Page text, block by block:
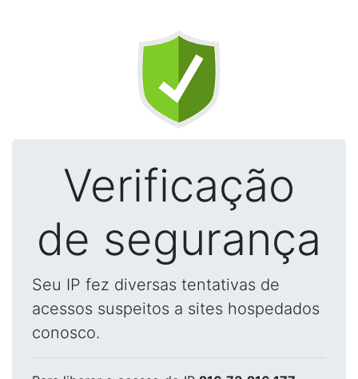
Verificação
de segurança
Seu IP fez diversas tentativas de
acessos suspeitos a sites hospedados
conosco.